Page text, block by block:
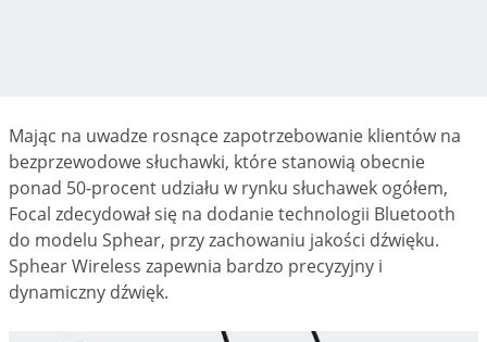
Mając na uwadze rosnące zapotrzebowanie klientów na
bezprzewodowe słuchawki, które stanowią obecnie
ponad 50-procent udziału w rynku słuchawek ogółem,
Focal zdecydował się na dodanie technologii Bluetooth
do modelu Sphear, przy zachowaniu jakości dźwięku.
Sphear Wireless zapewnia bardzo precyzyjny i
dynamiczny dźwięk.